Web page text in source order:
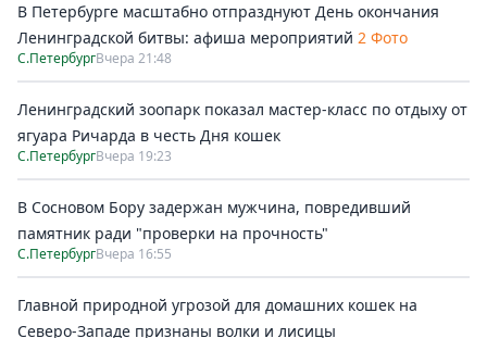
В Петербурге масштабно отпразднуют День окончания
Ленинградской битвы: афиша мероприятий 2 Фото
С.ПетербургВчера 21:48
Ленинградский зоопарк показал мастер-класс по отдыху от
ягуара Ричарда в честь Дня кошек
С.ПетербургВчера 19:23
В Сосновом Бору задержан мужчина, повредивший
памятник ради "проверки на прочность"
С.ПетербургВчера 16:55
Главной природной угрозой для домашних кошек на
Северо-Западе признаны волки и лисицы